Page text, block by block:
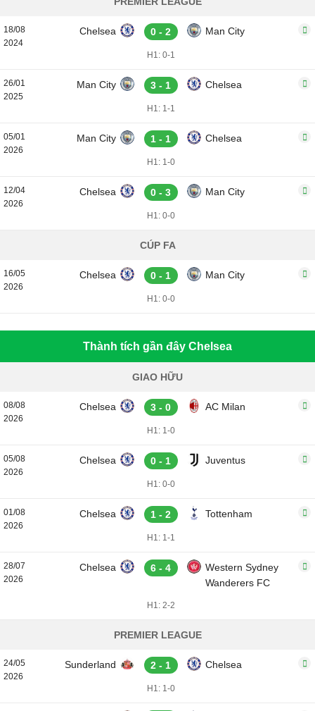
18/08
2024
Chelsea 0 - 2 Man City
H1: 0-1
26/01
2025
Man City 3 - 1 Chelsea
H1: 1-1
05/01
2026
Man City 1 - 1 Chelsea
H1: 1-0
12/04
2026
Chelsea 0 - 3 Man City
H1: 0-0
CÚP FA
16/05
2026
Chelsea 0 - 1 Man City
H1: 0-0
Thành tích gần đây Chelsea
GIAO HỮU
08/08
2026
Chelsea 3 - 0 AC Milan
H1: 1-0
05/08
2026
Chelsea 0 - 1 Juventus
H1: 0-0
01/08
2026
Chelsea 1 - 2 Tottenham
H1: 1-1
28/07
2026
Chelsea 6 - 4
Western Sydney
Wanderers FC
H1: 2-2
PREMIER LEAGUE
24/05
2026
Sunderland 2 - 1 Chelsea
H1: 1-0